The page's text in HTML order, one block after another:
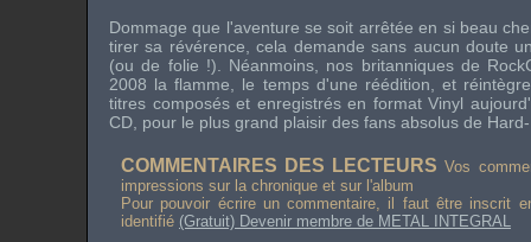
Dommage que l'aventure se soit arrêtée en si beau
tirer sa révérence, cela demande sans aucun doute
(ou de folie !). Néanmoins, nos britanniques de
2008 la flamme, le temps d'une réédition, et
titres composés et enregistrés en format Vinyl
CD, pour le plus grand plaisir des fans absolus de
COMMENTAIRES DES LECTEURS Vos
impressions sur la chronique et sur l'album
Pour pouvoir écrire un commentaire, il faut être inscrit
identifié (Gratuit) Devenir membre de METAL INTEGRAL